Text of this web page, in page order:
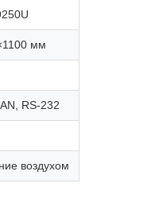
мм
RS-232
воздухом